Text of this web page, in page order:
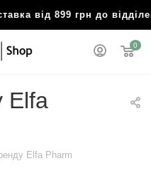
від 899 грн до
0
Elfa
Elfa Pharm